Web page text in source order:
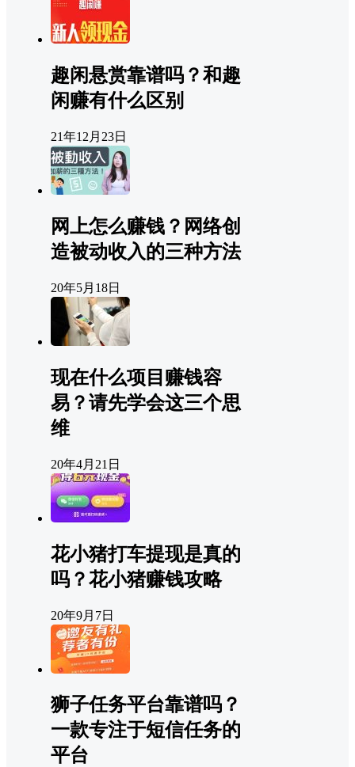
趣闲悬赏靠谱吗？和趣
闲赚有什么区别
21年12月23日
网上怎么赚钱？网络创
造被动收入的三种方法
20年5月18日
现在什么项目赚钱容
易？请先学会这三个思
维
20年4月21日
花小猪打车提现是真的
吗？花小猪赚钱攻略
20年9月7日
狮子任务平台靠谱吗？
一款专注于短信任务的
平台